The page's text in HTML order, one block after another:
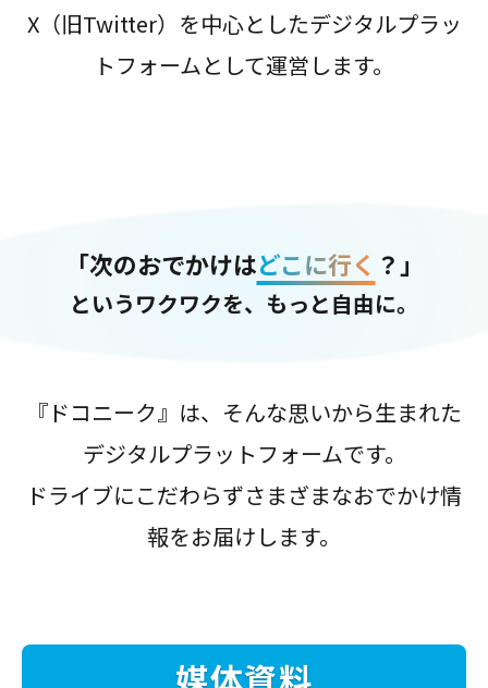
X（旧Twitter）を中心としたデジタルプラッ
トフォームとして運営します。
「次のおでかけはどこに行く ？」
というワクワクを、もっと自由に。
『ドコニーク』は、そんな思いから生まれた
デジタルプラットフォームです。
ドライブにこだわらずさまざまなおでかけ情
報をお届けします。